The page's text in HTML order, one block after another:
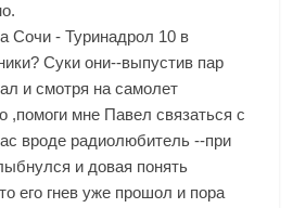
Сочи - Туринадрол 10 в
Суки они--выпустив пар
и смотря на самолет
,помоги мне Павел связаться с
вроде радиолюбитель --при
и довая понять
его гнев уже прошол и пора